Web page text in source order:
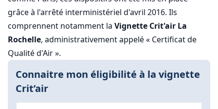
grâce à l'arrêté interministériel d'avril 2016. Ils
comprennent notamment la Vignette Crit'air La
Rochelle, administrativement appelé « Certificat de
Qualité d'Air ».
Connaitre mon éligibilité à la vignette
Crit’air